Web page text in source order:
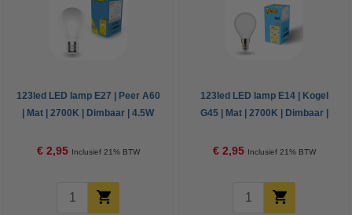
123led LED lamp E27 | Peer A60
| Mat | 2700K | Dimbaar | 4.5W
€ 2,95 Inclusief 21% BTW
123led LED lamp E14 | Kogel
G45 | Mat | 2700K | Dimbaar |
€ 2,95 Inclusief 21% BTW